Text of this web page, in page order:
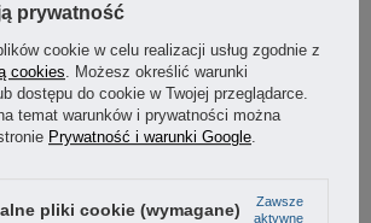
prywatność
cookie w celu realizacji usług zgodnie z
cookies. Możesz określić warunki
dostępu do cookie w Twojej przeglądarce.
temat warunków i prywatności można
Prywatność i warunki Google.
pliki cookie (wymagane)
Zawsze
aktywne